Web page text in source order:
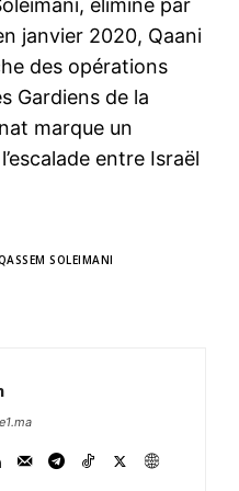
éliminé par
janvier 2020, Qaani
des opérations
Gardiens de la
marque un
entre Israël
SOLEIMANI